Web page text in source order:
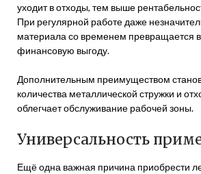
уходит в отходы, тем выше
При регулярной работе даже
материала со временем превращается
финансовую выгоду.
Дополнительным преимуществом
количества металлической стружки и
облегчает обслуживание рабочей зоны.
Универсальность
Ещё одна важная причина приобрести